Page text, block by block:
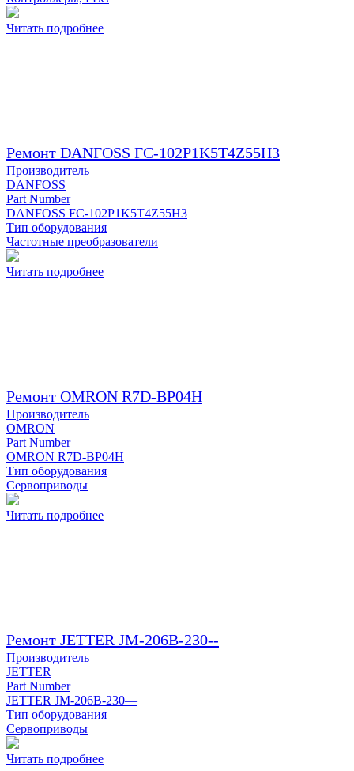
Читать подробнее
Ремонт DANFOSS FC-102P1K5T4Z55H3
Производитель
DANFOSS
Part Number
DANFOSS FC-102P1K5T4Z55H3
Тип оборудования
Частотные преобразователи
Читать подробнее
Ремонт OMRON R7D-BP04H
Производитель
OMRON
Part Number
OMRON R7D-BP04H
Тип оборудования
Сервоприводы
Читать подробнее
Ремонт JETTER JM-206B-230--
Производитель
JETTER
Part Number
JETTER JM-206B-230—
Тип оборудования
Сервоприводы
Читать подробнее